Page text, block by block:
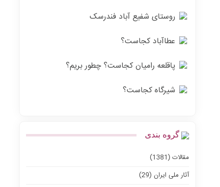
روستای شفیع آباد فندرسک
عطاآباد کجاست؟
پاقلعه رامیان کجاست؟ چطور بریم؟
شیرگاه کجاست؟
گروه بندی
مقالات (1381)
آثار ملی ایران (29)